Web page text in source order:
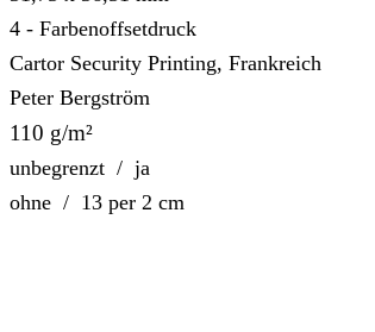
4 - Farbenoffsetdruck
Cartor Security Printing, Frankreich
Peter Bergström
110 g/m²
unbegrenzt / ja
ohne / 13 per 2 cm